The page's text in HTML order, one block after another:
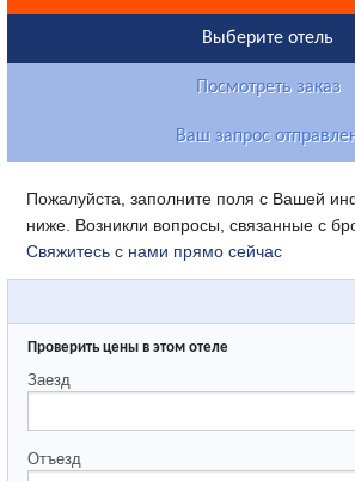
Выберите отель
Посмотреть заказ
Ваш запрос
Пожалуйста, заполните поля с Вашей
ниже. Возникли вопросы, связанные с
Свяжитесь с нами прямо сейчас
Проверить цены в этом отеле
Заезд
Отъезд